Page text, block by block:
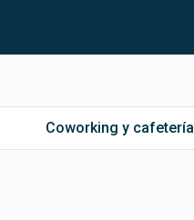
Coworking y cafetería